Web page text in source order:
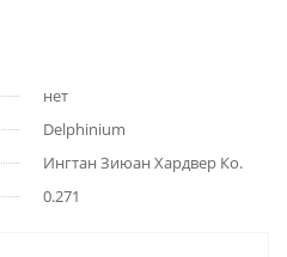
нет
Delphinium
Ингтан Зиюан Хардвер Ко.
0.271